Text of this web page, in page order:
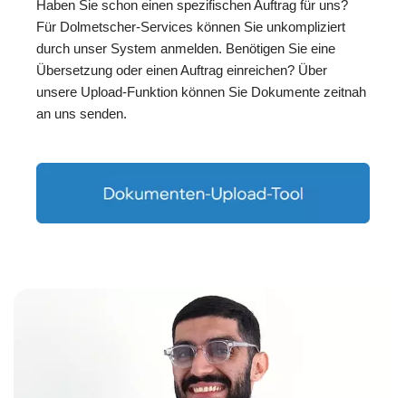
Haben Sie schon einen spezifischen Auftrag für uns?
Für Dolmetscher-Services können Sie unkompliziert
durch unser System anmelden. Benötigen Sie eine
Übersetzung oder einen Auftrag einreichen? Über
unsere Upload-Funktion können Sie Dokumente zeitnah
an uns senden.